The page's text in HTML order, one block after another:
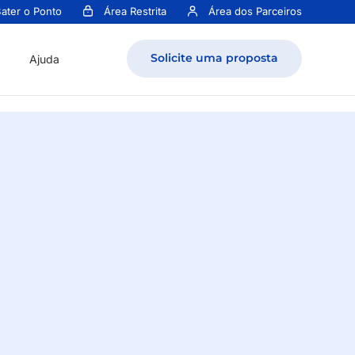
o Ponto Área Restrita Área dos Parceiros
Solicite uma proposta
Ajuda